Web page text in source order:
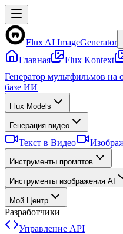
Flux AI ImageGenerator
Главная
Flux Kontext
Генератор мультфильмов на
базе ИИ
Flux Models
Генерация видео
Текст в Видео
Инструменты промптов
Инструменты изображения AI
Мой Центр
Разработчики
Управление API